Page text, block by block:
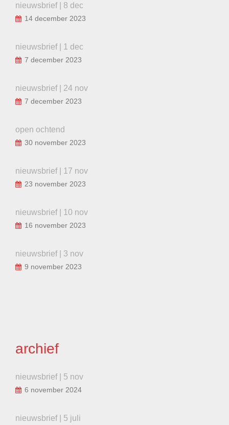
nieuwsbrief | 8 dec
14 december 2023
nieuwsbrief | 1 dec
7 december 2023
nieuwsbrief | 24 nov
7 december 2023
open ochtend
30 november 2023
nieuwsbrief | 17 nov
23 november 2023
nieuwsbrief | 10 nov
16 november 2023
nieuwsbrief | 3 nov
9 november 2023
archief
nieuwsbrief | 5 nov
6 november 2024
nieuwsbrief | 5 juli